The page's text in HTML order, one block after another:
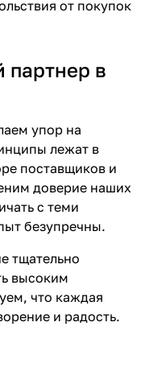
от покупок
в
упор на
лежат в
поставщиков и
доверие наших
с теми
безупречны.
тщательно
высоким
что каждая
и радость.